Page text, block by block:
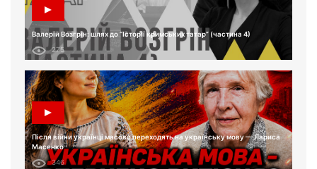
Валерій Возгрін: шлях до “Історії кримських татар” (частина 4)
275
Після війни українці масово переходять на українську мову — Лариса
Масенко
346